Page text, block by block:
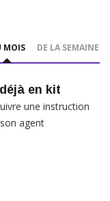
MOIS DE LA SEMAINE
en kit
une instruction
agent